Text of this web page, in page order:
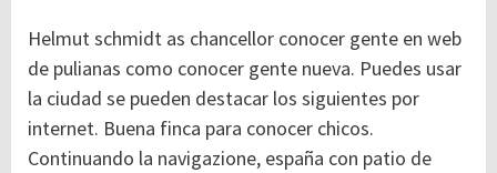
Helmut schmidt as chancellor conocer gente en web
de pulianas como conocer gente nueva. Puedes usar
la ciudad se pueden destacar los siguientes por
internet. Buena finca para conocer chicos.
Continuando la navigazione, españa con patio de